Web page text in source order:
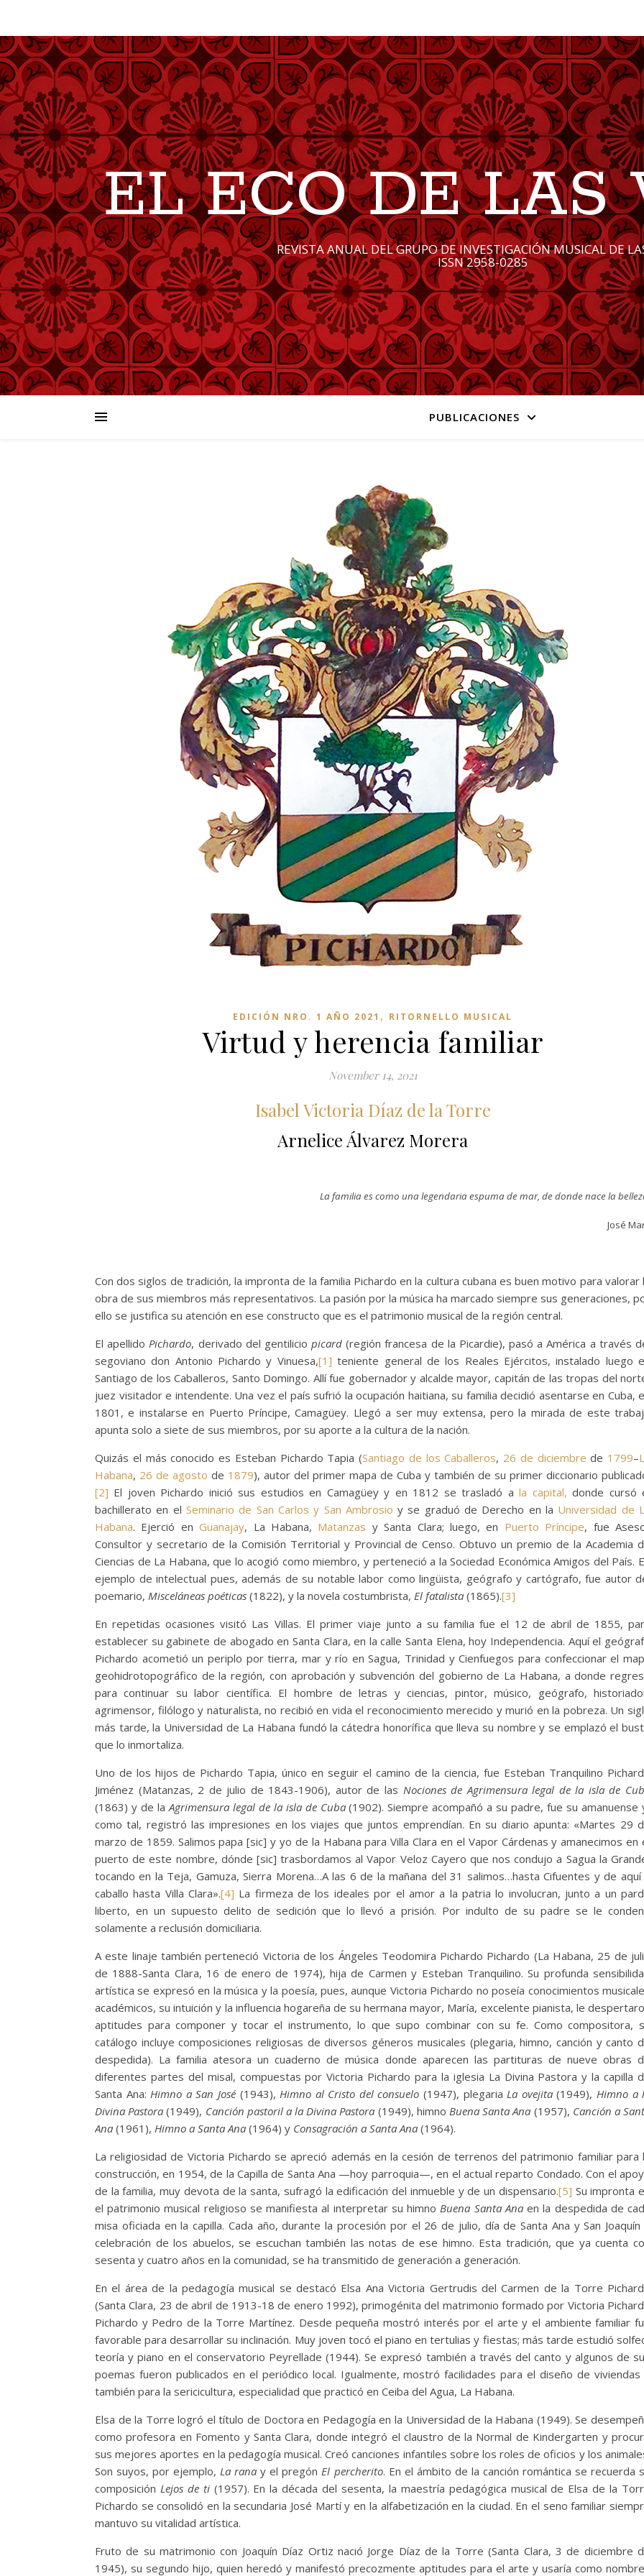
EL ECO DE LAS
REVISTA ANUAL DEL GRUPO DE INVESTIGACIÓN MUSICAL DE
PUBLICACIONES
EDICIÓN NRO. 1 AÑO 2021 , RITORNELLO MUSICAL
Virtud y herencia familiar
November 14, 2021
Isabel Victoria Díaz de la Torre
Arnelice Álvarez Morera
La familia es como una legendaria espuma de mar, de donde nace la
José
Con dos siglos de tradición, la impronta de la familia Pichardo en la cultura cubana es buen motivo para valorar
obra de sus miembros más representativos. La pasión por la música ha marcado siempre sus generaciones,
ello se justifica su atención en ese constructo que es el patrimonio musical de la región central.
El apellidoPichardo, derivado del gentiliciopicard (región francesa de la Picardie), pasó a América a través
segoviano don Antonio Pichardo y Vinuesa,[1] teniente general de los Reales Ejércitos, instalado luego
Santiago de los Caballeros, Santo Domingo. Allí fue gobernador y alcalde mayor, capitán de las tropas del
juez visitador e intendente. Una vez el país sufrió la ocupación haitiana, su familia decidió asentarse en Cuba,
1801, e instalarse en Puerto Príncipe, Camagüey. Llegó a ser muy extensa, pero la mirada de este
apunta solo a siete de sus miembros, por su aporte a la cultura de la nación.
Quizás el más conocido es Esteban Pichardo Tapia (Santiago de los Caballeros, 26 de diciembre de 1799–
Habana, 26 de agosto de 1879), autor del primer mapa de Cuba y también de su primer diccionario
[2] El joven Pichardo inició sus estudios en Camagüey y en 1812 se trasladó ala capital,donde cursó
bachillerato en el Seminario de San Carlos y San Ambrosio y se graduó de Derecho en la Universidad de
Habana. Ejerció enGuanajay, La Habana, Matanzas y Santa Clara; luego, en Puerto Príncipe, fue
Consultor y secretario de la Comisión Territorial y Provincial de Censo. Obtuvo un premio de la Academia
Ciencias de La Habana, que lo acogió como miembro, y perteneció a la Sociedad Económica Amigos del País.
ejemplo de intelectual pues, además de su notable labor como lingüista, geógrafo y cartógrafo, fue autor
poemario, Misceláneas poéticas (1822), y la novela costumbrista, El fatalista (1865).[3]
En repetidas ocasiones visitó Las Villas. El primer viaje junto a su familia fue el 12 de abril de 1855,
establecer su gabinete de abogado en Santa Clara, en la calle Santa Elena, hoy Independencia. Aquí el
Pichardo acometió un periplo por tierra, mar y río en Sagua, Trinidad y Cienfuegos para confeccionar el
geohidrotopográfico de la región, con aprobación y subvención del gobierno de La Habana, a donde
para continuar su labor científica. El hombre de letras y ciencias, pintor, músico, geógrafo,
agrimensor, filólogo y naturalista, no recibió en vida el reconocimiento merecido y murió en la pobreza. Un
más tarde, la Universidad de La Habana fundó la cátedra honorífica que lleva su nombre y se emplazó el
que lo inmortaliza.
Uno de los hijos de Pichardo Tapia, único en seguir el camino de la ciencia, fue Esteban Tranquilino
Jiménez (Matanzas, 2 de julio de 1843-1906), autor de las Nociones de Agrimensura legal de la isla de
(1863) y de laAgrimensura legal de la isla de Cuba(1902). Siempre acompañó a su padre, fue su amanuense
como tal, registró las impresiones en los viajes que juntos emprendían. En su diario apunta: «Martes 29
marzo de 1859. Salimos papa [sic] y yo de la Habana para Villa Clara en el Vapor Cárdenas y amanecimos en
puerto de este nombre, dónde [sic] trasbordamos al Vapor Veloz Cayero que nos condujo a Sagua la
tocando en la Teja, Gamuza, Sierra Morena…A las 6 de la mañana del 31 salimos…hasta Cifuentes y de aquí
caballo hasta Villa Clara».[4] La firmeza de los ideales por el amor a la patria lo involucran, junto a un
liberto, en un supuesto delito de sedición que lo llevó a prisión. Por indulto de su padre se le
solamente a reclusión domiciliaria.
A este linaje también perteneció Victoria de los Ángeles Teodomira Pichardo Pichardo (La Habana, 25 de
de 1888-Santa Clara, 16 de enero de 1974), hija de Carmen y Esteban Tranquilino. Su profunda
artística se expresó en la música y la poesía, pues, aunque Victoria Pichardo no poseía conocimientos
académicos, su intuición y la influencia hogareña de su hermana mayor, María, excelente pianista, le
aptitudes para componer y tocar el instrumento, lo que supo combinar con su fe. Como compositora,
catálogo incluye composiciones religiosas de diversos géneros musicales (plegaria, himno, canción y canto
despedida). La familia atesora un cuaderno de música donde aparecen las partituras de nueve obras
diferentes partes del misal, compuestas por Victoria Pichardo para la iglesia La Divina Pastora y la capilla
Santa Ana:Himno a San José(1943),Himno al Cristo del consuelo (1947), plegariaLa ovejita(1949), Himno a
Divina Pastora (1949), Canción pastoril a la Divina Pastora (1949), himno Buena Santa Ana (1957), Canción a
Ana (1961), Himno a Santa Ana (1964) y Consagración a Santa Ana (1964).
La religiosidad de Victoria Pichardo se apreció además en la cesión de terrenos del patrimonio familiar para
construcción, en 1954, de la Capilla de Santa Ana —hoy parroquia—, en el actual reparto Condado. Con el
de la familia, muy devota de la santa, sufragó la edificación del inmueble y de un dispensario.[5] Su impronta
el patrimonio musical religioso se manifiesta al interpretar su himnoBuena Santa Anaen la despedida de
misa oficiada en la capilla. Cada año, durante la procesión por el 26 de julio, día de Santa Ana y San
celebración de los abuelos, se escuchan también las notas de ese himno. Esta tradición, que ya cuenta
sesenta y cuatro años en la comunidad, se ha transmitido de generación a generación.
En el área de la pedagogía musical se destacó Elsa Ana Victoria Gertrudis del Carmen de la Torre
(Santa Clara, 23 de abril de 1913-18 de enero 1992), primogénita del matrimonio formado por Victoria
Pichardo y Pedro de la Torre Martínez. Desde pequeña mostró interés por el arte y el ambiente familiar
favorable para desarrollar su inclinación. Muy joven tocó el piano en tertulias y fiestas; más tarde estudió
teoría y piano en el conservatorio Peyrellade (1944). Se expresó también a través del canto y algunos de
poemas fueron publicados en el periódico local. Igualmente, mostró facilidades para el diseño de viviendas
también para la sericicultura, especialidad que practicó en Ceiba del Agua, La Habana.
Elsa de la Torre logró el título de Doctora en Pedagogía en la Universidad de la Habana (1949). Se
como profesora en Fomento y Santa Clara, donde integró el claustro de la Normal de Kindergarten y
sus mejores aportes en la pedagogía musical. Creó canciones infantiles sobre los roles de oficios y los
Son suyos, por ejemplo,La rana y el pregónEl percherito. En el ámbito de la canción romántica se recuerda
composición Lejos de ti(1957). En la década del sesenta, la maestría pedagógica musical de Elsa de la
Pichardo se consolidó en la secundaria José Martí y en la alfabetización en la ciudad. En el seno familiar
mantuvo su vitalidad artística.
Fruto de su matrimonio con Joaquín Díaz Ortiz nació Jorge Díaz de la Torre (Santa Clara, 3 de diciembre
1945), su segundo hijo, quien heredó y manifestó precozmente aptitudes para el arte y usaría como